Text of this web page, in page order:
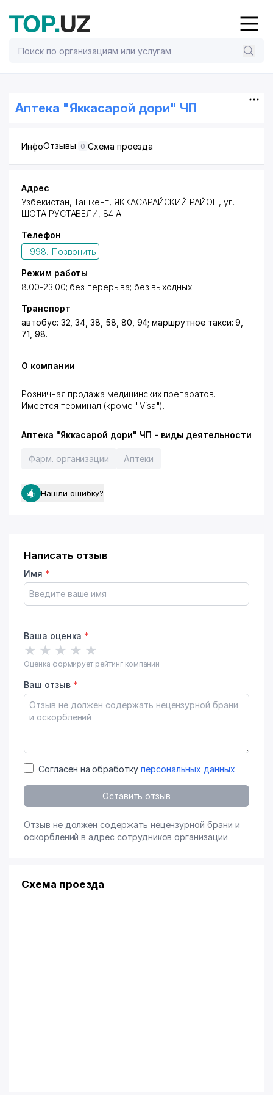
Аптека "Яккасарой дори" ЧП
ИнфоОтзывы 0 Схема проезда
Адрес
Узбекистан, Ташкент, ЯККАСАРАЙСКИЙ РАЙОН, ул.
ШОТА РУСТАВЕЛИ, 84 А
Телефон
+998...Позвонить
Режим работы
8.00-23.00; без перерыва; без выходных
Транспорт
автобус: 32, 34, 38, 58, 80, 94; маршрутное такси: 9,
71, 98.
О компании
Розничная продажа медицинских препаратов.
Имеется терминал (кроме "Visa").
Аптека "Яккасарой дори" ЧП - виды деятельности
Фарм. организации Аптеки
Нашли ошибку?
Написать отзыв
Имя *
Ваша оценка *
★ ★ ★ ★ ★
Оценка формирует рейтинг компании
Ваш отзыв *
Согласен на обработку персональных данных
Оставить отзыв
Отзыв не должен содержать нецензурной брани и
оскорблений в адрес сотрудников организации
Схема проезда